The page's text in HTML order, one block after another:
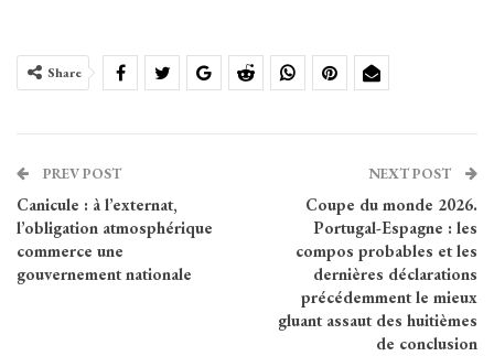
Share
PREV POST
Canicule : à l’externat,
l’obligation atmosphérique
commerce une
gouvernement nationale
NEXT POST
Coupe du monde 2026.
Portugal-Espagne : les
compos probables et les
dernières déclarations
précédemment le mieux
gluant assaut des huitièmes
de conclusion